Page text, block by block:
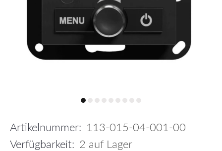
Artikelnummer: 113-015-04-001-00
Verfügbarkeit: 2 auf Lager